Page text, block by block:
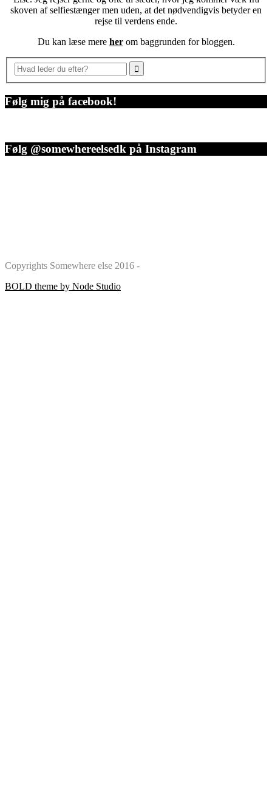
skoven af selfiestænger men uden, at det nødvendigvis betyder en
rejse til verdens ende.
Du kan læse mere herom baggrunden for bloggen.
Følg mig på facebook!
Følg @somewhereelsedk på Instagram
Copyrights Somewhere else 2016 -
BOLD theme by Node Studio